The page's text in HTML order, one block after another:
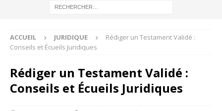
ACCUEIL JURIDIQUE
Rédiger un Testament Validé :
Conseils et Écueils Juridiques
Rédiger un Testament Validé :
Conseils et Écueils Juridiques